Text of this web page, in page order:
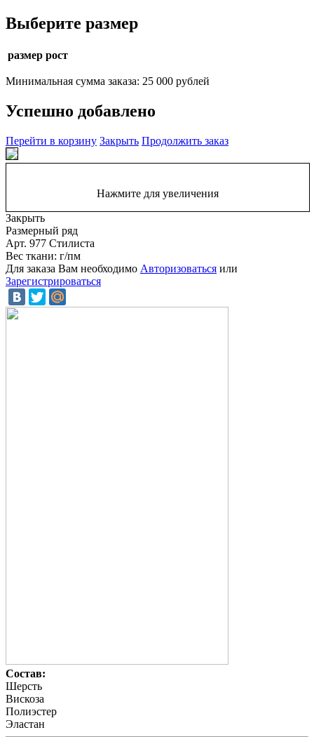
Выберите размер
размер рост
Минимальная сумма заказа: 25 000 рублей
Успешно добавлено
Перейти в корзину Закрыть Продолжить заказ
Нажмите для увеличения
Закрыть
Размерный ряд
Арт. 977 Стилиста
Вес ткани: г/пм
Для заказа Вам необходимо Авторизоваться или
Зарегистрироваться
Состав:
Шерсть
Вискоза
Полиэстер
Эластан